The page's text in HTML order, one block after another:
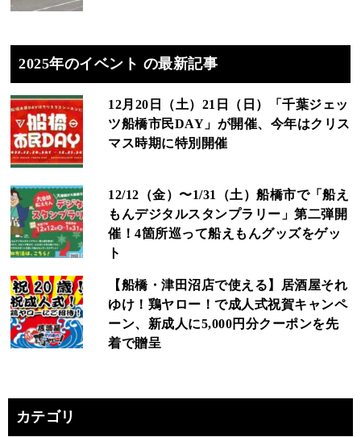
2025年のイベント の最新記事
12月20日（土）21日（日）「千葉ジェッ
ツ船橋市民DAY」が開催、今年はクリス
マス時期に特別開催
12/12（金）〜1/31（土）船橋市で「船え
もんデジタルスタンプラリー」第二弾開
催！4箇所巡って船えもんグッズをゲッ
ト
【船橋・津田沼店で使える】居酒屋それ
ゆけ！鶏ヤロー！で成人式祝賀キャンペ
ーン、新成人に5,000円分クーポンを先
着で贈呈
カテゴリ